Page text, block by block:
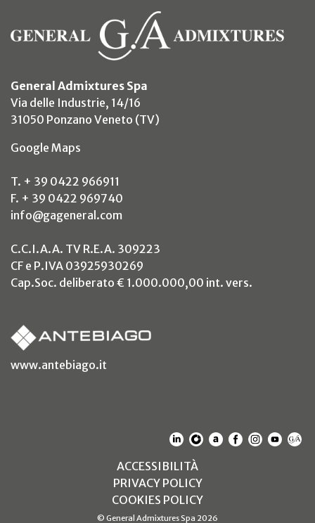
General Admixtures Spa
Via delle Industrie, 14/16
31050 Ponzano Veneto (TV)
Google Maps
T. + 39 0422 966911
F. + 39 0422 969740
info@gageneral.com
C.C.I.A.A. TV R.E.A. 309223
CF e P.IVA 03925930269
Cap.Soc. deliberato € 1.000.000,00 int. vers.
www.antebiago.it
(SI APRE IN UN NUOVO
(SI APRE IN UN
(SI APRE IN UN
(SI APRE IN
(SI APRE
(SI
ACCESSIBILITÀ(SI APRE IN UN
PRIVACY POLICY(SI APRE IN UN
COOKIES POLICY(SI APRE IN UN
© General Admixtures Spa 2026